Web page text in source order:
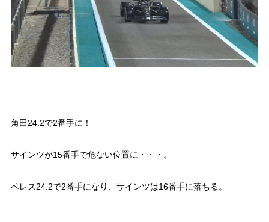
角田24.2で2番手に！
サインツが15番手で危ない位置に・・・。
ペレス24.2で2番手になり、サインツは16番手に落ちる。